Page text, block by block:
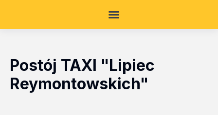
Postój TAXI "Lipiec
Reymontowskich"